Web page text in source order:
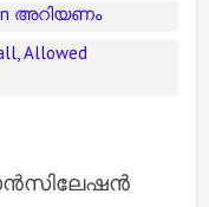
അറിയണം
Allowed